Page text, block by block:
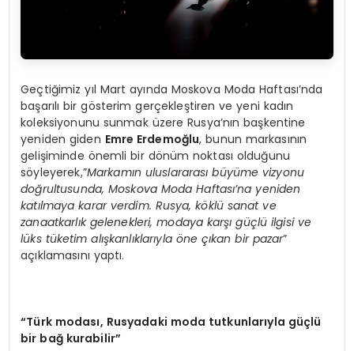
Geçtiğimiz yıl Mart ayında Moskova Moda Haftası’nda
başarılı bir gösterim gerçekleştiren ve yeni kadın
koleksiyonunu sunmak üzere Rusya’nın başkentine
yeniden giden Emre Erdemoğlu, bunun markasının
gelişiminde önemli bir dönüm noktası olduğunu
söyleyerek,”Markamın uluslararası büyüme vizyonu
doğrultusunda, Moskova Moda Haftası’na yeniden
katılmaya karar verdim. Rusya, köklü sanat ve
zanaatkarlık gelenekleri, modaya karşı güçlü ilgisi ve
lüks tüketim alışkanlıklarıyla öne çıkan bir pazar”
açıklamasını yaptı.
“Türk modası, Rusyadaki moda tutkunlarıyla güçlü
bir bağ kurabilir”